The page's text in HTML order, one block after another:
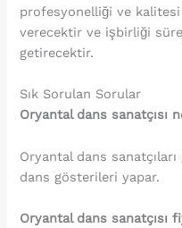
profesyonelliği ve
verecektir ve işbirliği
getirecektir.
Sık Sorulan Sorular
Oryantal dans sanatçısı
Oryantal dans
dans gösterileri yapar.
Oryantal dans sanatçısı